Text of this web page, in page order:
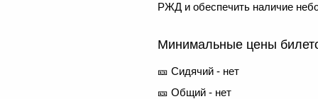
РЖД и обеспечить наличие
Минимальные цены
🎫 Сидячий - нет
🎫 Общий - нет